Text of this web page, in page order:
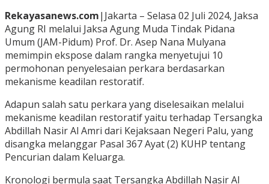
Rekayasanews.com|Jakarta – Selasa 02 Juli 2024, Jaksa
Agung RI melalui Jaksa Agung Muda Tindak Pidana
Umum (JAM-Pidum) Prof. Dr. Asep Nana Mulyana
memimpin ekspose dalam rangka menyetujui 10
permohonan penyelesaian perkara berdasarkan
mekanisme keadilan restoratif.
Adapun salah satu perkara yang diselesaikan melalui
mekanisme keadilan restoratif yaitu terhadap Tersangka
Abdillah Nasir Al Amri dari Kejaksaan Negeri Palu, yang
disangka melanggar Pasal 367 Ayat (2) KUHP tentang
Pencurian dalam Keluarga.
Kronologi bermula saat Tersangka Abdillah Nasir Al